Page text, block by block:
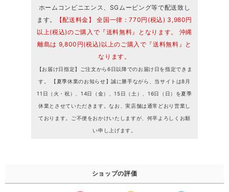
ホームコンビニエンス、SGムービング等で配送致し
ます。
【配送料金】 全国一律：770円(税込) 3,980円
以上(税込)のご購入で『送料無料』となります。 沖縄
離島は 9,800円(税込)以上のご購入で『送料無料』と
なります。
【お届け日指定】ご注文から6日以降でのお届け日を指定できま
す。 【夏季休業のお知らせ】誠に勝手ながら、当サイトは8月
11日（火・祝）、14日（金）、15日（土）、16日（日）を夏季
休業とさせていただきます。なお、実店舗は通常どおり営業し
ております。ご不便をおかけいたしますが、何卒よろしくお願
い申し上げます。
ショップの評価